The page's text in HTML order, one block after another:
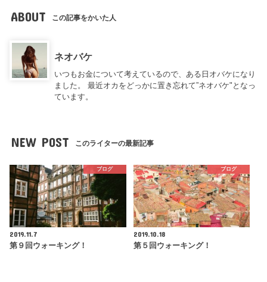
ABOUT この記事をかいた人
ネオバケ
いつもお金について考えているので、ある日オバケになり
ました。 最近オカをどっかに置き忘れて”ネオバケ"となっ
ています。
NEW POST このライターの最新記事
ブログ
2019.11.7
第９回ウォーキング！
ブログ
2019.10.18
第５回ウォーキング！